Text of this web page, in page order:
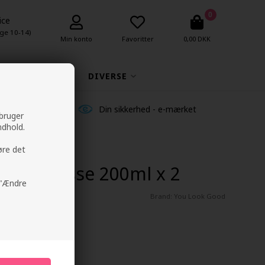
det
10-14)
Min konto Favoritter
0
0,00 DKK
DIVERSE
Din sikkerhed - e-mærket
Mousse 200ml x 2
Brand: You Look Good